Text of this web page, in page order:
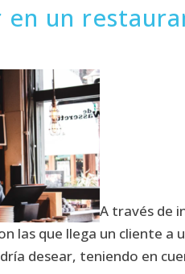
un
A través de
las que llega un cliente
desear, teniendo en